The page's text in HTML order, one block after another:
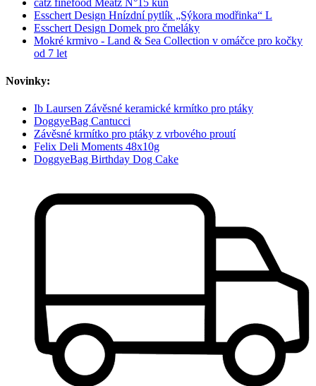
Esschert Design Hnízdní pytlík „Sýkora modřinka“ L
Esschert Design Domek pro čmeláky
Mokré krmivo - Land & Sea Collection v omáčce pro kočky
od 7 let
Novinky:
Ib Laursen Závěsné keramické krmítko pro ptáky
DoggyeBag Cantucci
Závěsné krmítko pro ptáky z vrbového proutí
Felix Deli Moments 48x10g
DoggyeBag Birthday Dog Cake